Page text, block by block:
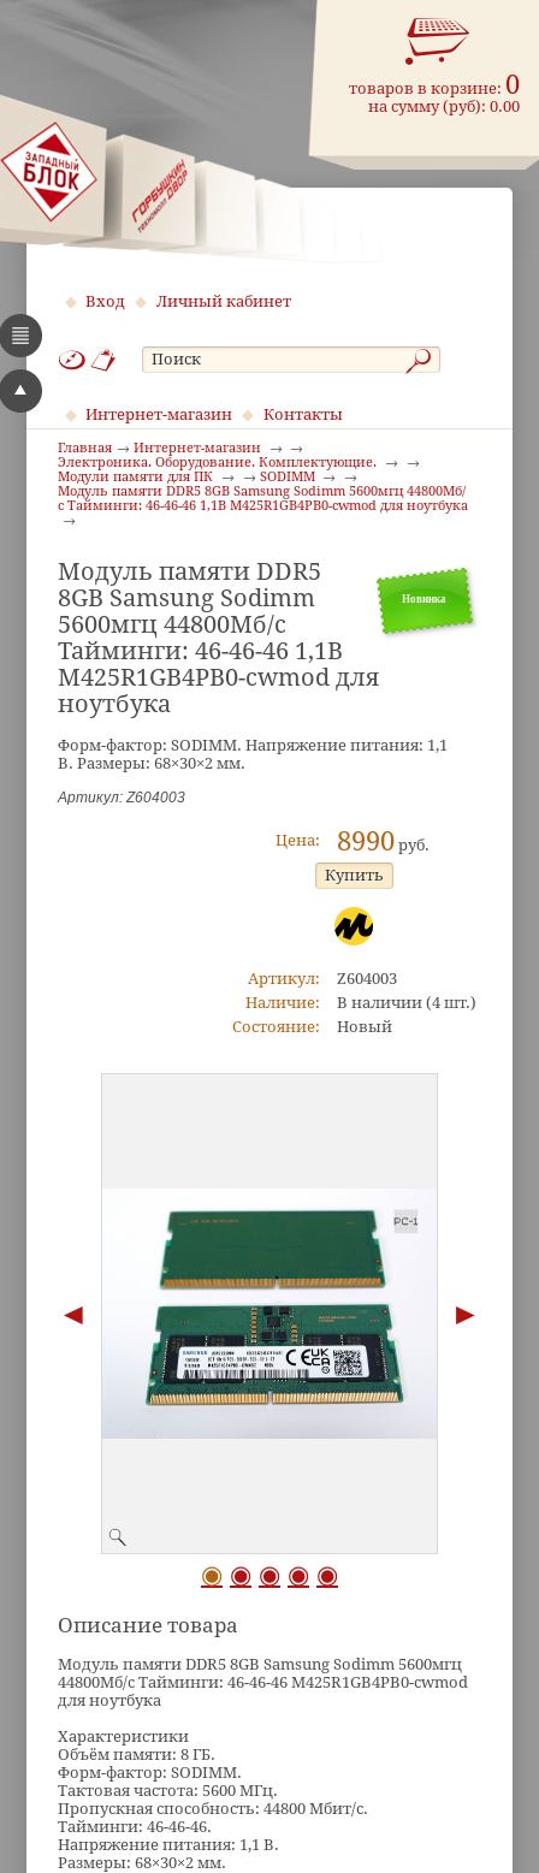
товаров в корзине: 0
на сумму (руб):0.00
Вход Личный кабинет
Интернет-магазин Контакты
Главная
Интернет-магазин
Электроника. Оборудование. Комплектующие.
Модули памяти для ПК
SODIMM
Модуль памяти DDR5 8GB Samsung Sodimm 5600мгц 44800Мб/
с Тайминги: 46-46-46 1,1В M425R1GB4PB0-cwmod для ноутбука
Новинка
Модуль памяти DDR5
8GB Samsung Sodimm
5600мгц 44800Мб/с
Тайминги: 46-46-46 1,1В
M425R1GB4PB0-cwmod для
ноутбука
Форм-фактор: SODIMM. Напряжение питания: 1,1
В. Размеры: 68×30×2 мм.
Артикул: Z604003
Цена: 8990руб.
Артикул:
Z604003
Наличие:
В наличии (4 шт.)
Состояние:
Новый
Описание товара
Модуль памяти DDR5 8GB Samsung Sodimm 5600мгц
44800Мб/с Тайминги: 46-46-46 M425R1GB4PB0-cwmod
для ноутбука
Характеристики
Объём памяти: 8 ГБ.
Форм-фактор: SODIMM.
Тактовая частота: 5600 МГц.
Пропускная способность: 44800 Мбит/с.
Тайминги: 46-46-46.
Напряжение питания: 1,1 В.
Размеры: 68×30×2 мм.